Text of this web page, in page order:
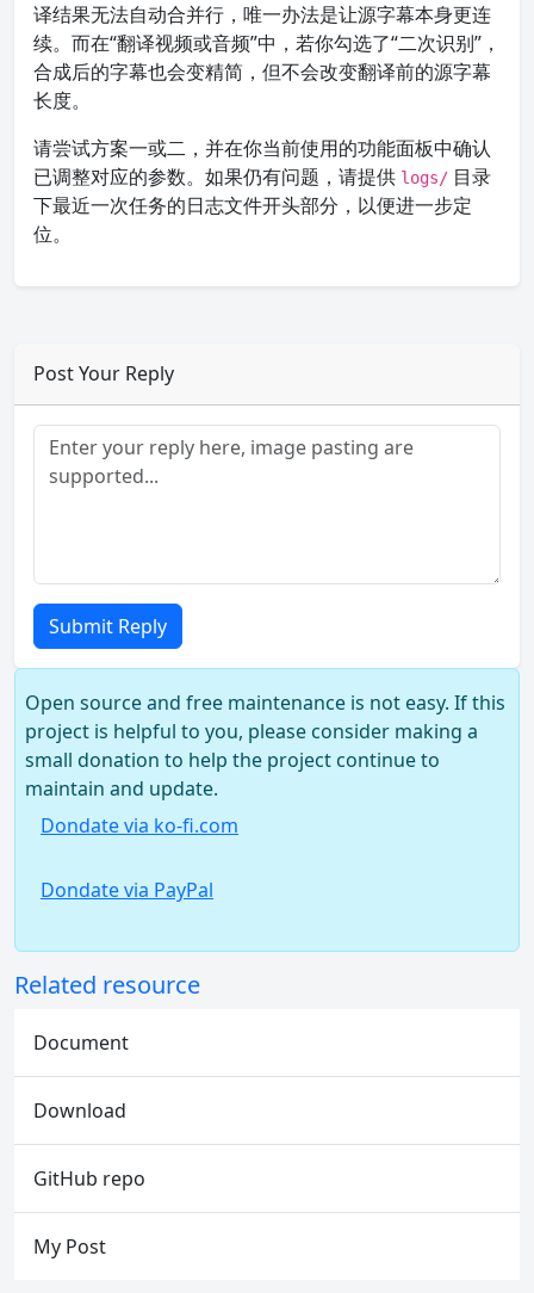
译结果无法自动合并行，唯一办法是让源字幕本身更连
续。而在“翻译视频或音频”中，若你勾选了“二次识别”，
合成后的字幕也会变精简，但不会改变翻译前的源字幕
长度。
请尝试方案一或二，并在你当前使用的功能面板中确认
已调整对应的参数。如果仍有问题，请提供 logs/ 目录
下最近一次任务的日志文件开头部分，以便进一步定
位。
Post Your Reply
Submit Reply
Open source and free maintenance is not easy. If this
project is helpful to you, please consider making a
small donation to help the project continue to
maintain and update.
Dondate via ko-fi.com
Dondate via PayPal
Related resource
Document
Download
GitHub repo
My Post